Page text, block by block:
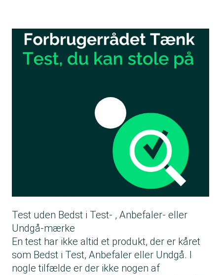
Test uden Bedst i Test- , Anbefaler- eller
Undgå-mærke
En test har ikke altid et produkt, der er kåret
som Bedst i Test, Anbefaler eller Undgå. I
nogle tilfælde er der ikke nogen af